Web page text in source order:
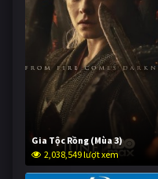
Gia Tộc Rồng (Mùa 3)
2,038,549 lượt xem